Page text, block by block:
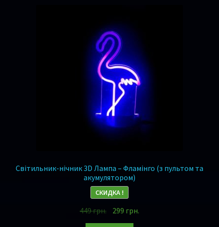
Світильник-нічник 3D Лампа – Фламінго (з пультом та
акумулятором)
СКИДКА !
449грн. 299 грн.